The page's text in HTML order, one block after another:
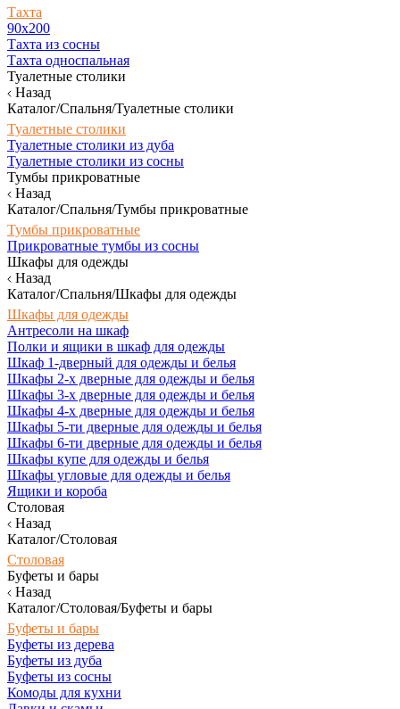
Тахта
90х200
Тахта из сосны
Тахта односпальная
Туалетные столики
Назад
Каталог/Спальня/Туалетные столики
Туалетные столики
Туалетные столики из дуба
Туалетные столики из сосны
Тумбы прикроватные
Назад
Каталог/Спальня/Тумбы прикроватные
Тумбы прикроватные
Прикроватные тумбы из сосны
Шкафы для одежды
Назад
Каталог/Спальня/Шкафы для одежды
Шкафы для одежды
Антресоли на шкаф
Полки и ящики в шкаф для одежды
Шкаф 1-дверный для одежды и белья
Шкафы 2-х дверные для одежды и белья
Шкафы 3-х дверные для одежды и белья
Шкафы 4-х дверные для одежды и белья
Шкафы 5-ти дверные для одежды и белья
Шкафы 6-ти дверные для одежды и белья
Шкафы купе для одежды и белья
Шкафы угловые для одежды и белья
Ящики и короба
Столовая
Назад
Каталог/Столовая
Столовая
Буфеты и бары
Назад
Каталог/Столовая/Буфеты и бары
Буфеты и бары
Буфеты из дерева
Буфеты из дуба
Буфеты из сосны
Комоды для кухни